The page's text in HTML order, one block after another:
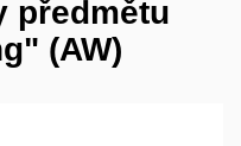
předmětu
(AW)